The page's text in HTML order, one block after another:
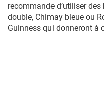
recommande d’utiliser
double, Chimay bleue ou
Guinness qui donneront à